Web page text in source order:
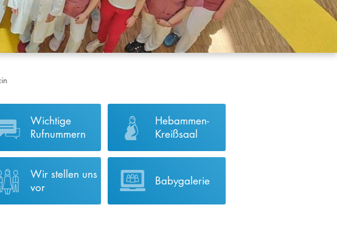
Wichtige
Rufnummern
Hebammen-
Kreißsaal
Wir stellen uns
vor
Babygalerie